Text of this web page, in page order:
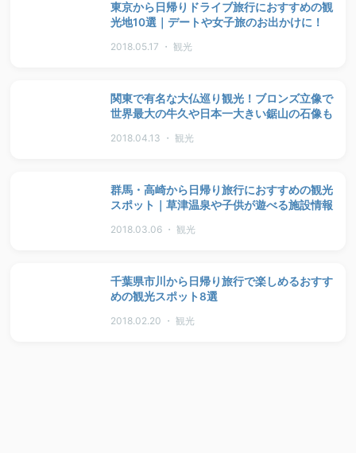
東京から日帰りドライブ旅行におすすめの観
光地10選｜デートや女子旅のお出かけに！
2018.05.17 ・ 観光
関東で有名な大仏巡り観光！ブロンズ立像で
世界最大の牛久や日本一大きい鋸山の石像も
2018.04.13 ・ 観光
群馬・高崎から日帰り旅行におすすめの観光
スポット｜草津温泉や子供が遊べる施設情報
2018.03.06 ・ 観光
千葉県市川から日帰り旅行で楽しめるおすす
めの観光スポット8選
2018.02.20 ・ 観光